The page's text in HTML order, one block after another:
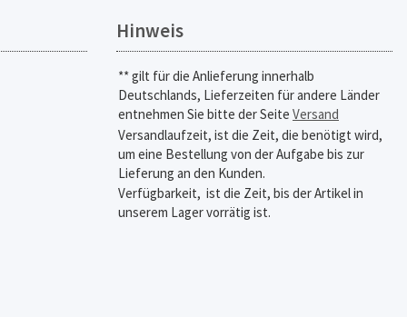
Hinweis
** gilt für die Anlieferung innerhalb
Deutschlands, Lieferzeiten für andere Länder
entnehmen Sie bitte der Seite Versand
Versandlaufzeit, ist die Zeit, die benötigt wird,
um eine Bestellung von der Aufgabe bis zur
Lieferung an den Kunden.
Verfügbarkeit, ist die Zeit, bis der Artikel in
unserem Lager vorrätig ist.